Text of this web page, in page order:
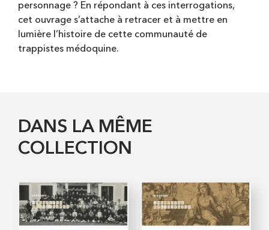
personnage ? En répondant à ces interrogations,
cet ouvrage s’attache à retracer et à mettre en
lumière l’histoire de cette communauté de
trappistes médoquine.
DANS LA MÊME
COLLECTION